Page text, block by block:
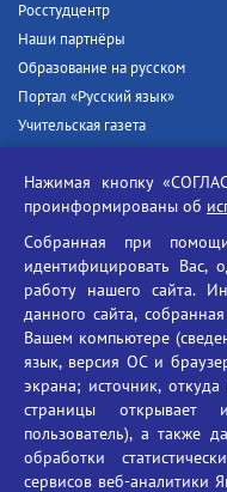
Росстудцентр
Наши партнёры
Образование на русском
Портал «Русский язык»
Учительская газета
Единый портал
Противодействие угрозам
Социальные ролики -
Противодействие коррупции
БГУ против наркотиков
Брянский
имени
Время
Нажимая кнопку
проинформированы об
Собранная при
идентифицировать Вас,
работу нашего сайта.
данного сайта,
Вашем компьютере
язык, версия ОС и
экрана; источник,
страницы
пользователь), а также
обработки
сервисов веб-аналитики